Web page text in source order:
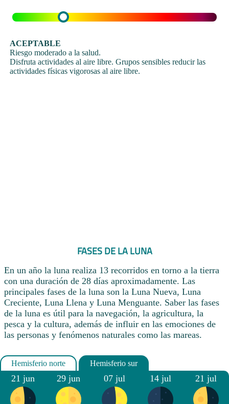
ACEPTABLE
Riesgo moderado a la salud.
Disfruta actividades al aire libre. Grupos sensibles reducir las
actividades físicas vigorosas al aire libre.
FASES DE LA LUNA
En un año la luna realiza 13 recorridos en torno a la tierra
con una duración de 28 días aproximadamente. Las
principales fases de la luna son la Luna Nueva, Luna
Creciente, Luna Llena y Luna Menguante. Saber las fases
de la luna es útil para la navegación, la agricultura, la
pesca y la cultura, además de influir en las emociones de
las personas y fenómenos naturales como las mareas.
21 jun 29 jun 07 jul 14 jul 21 jul